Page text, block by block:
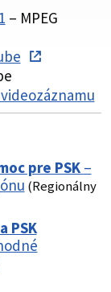
– MPEG
pre PSK–
(Regionálny
PSK